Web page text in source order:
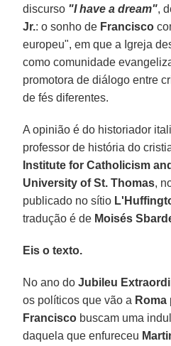
discurso "I have a dream",
Jr.: o sonho de Francisco
europeu", em que a Igreja
como comunidade
promotora de diálogo entre
de fés diferentes.
A opinião é do historiador
professor de história do
Institute for Catholicism
University of St. Thomas,
publicado no sítio
tradução é de Moisés
Eis o texto.
No ano doJubileu
os políticos que vão a Roma
Francisco buscam uma
daquela que enfureceu